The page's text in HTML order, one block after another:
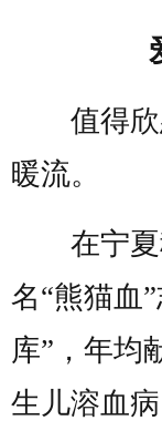
值得欣
暖流。
在宁夏
名“熊猫血
库”，年均
生儿溶血